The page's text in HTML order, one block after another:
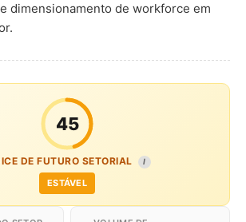
dimensionamento de workforce em
45
DE FUTURO SETORIAL I
ESTÁVEL